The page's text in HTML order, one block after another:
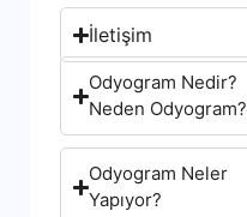
İletişim
Odyogram Nedir?
Neden Odyogram?
Odyogram Neler
Yapıyor?